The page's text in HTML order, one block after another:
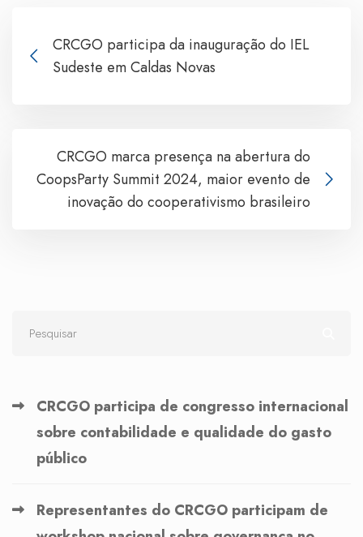
CRCGO participa da inauguração do IEL
Sudeste em Caldas Novas
CRCGO marca presença na abertura do
CoopsParty Summit 2024, maior evento de
inovação do cooperativismo brasileiro
CRCGO participa de congresso internacional
sobre contabilidade e qualidade do gasto
público
Representantes do CRCGO participam de